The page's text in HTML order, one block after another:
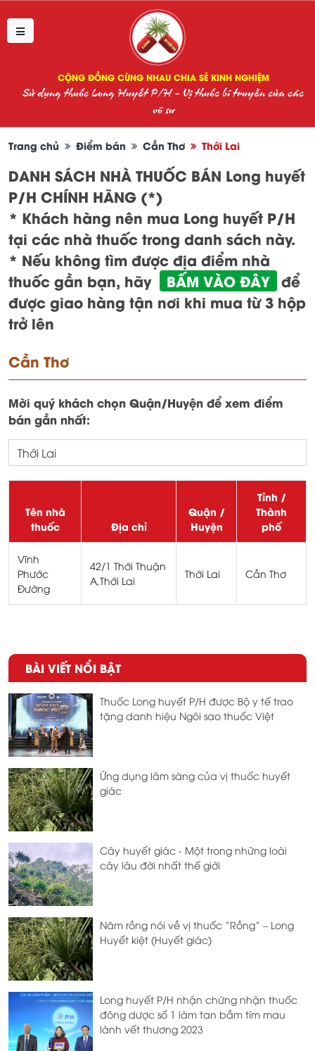
CỘNG ĐỒNG CÙNG NHAU CHIA SẺ KINH NGHIỆM
Sử dụng thuốc Long Huyết P/H - Vị thuốc bí truyền của các
võ sư
Trang chủ Điểm bán Cần Thơ Thới Lai
DANH SÁCH NHÀ THUỐC BÁN Long huyết
P/H CHÍNH HÃNG (*)
* Khách hàng nên mua Long huyết P/H
tại các nhà thuốc trong danh sách này.
* Nếu không tìm được địa điểm nhà
thuốc gần bạn, hãy
BẤM VÀO ĐÂY để
được giao hàng tận nơi khi mua từ 3 hộp
trở lên
Cần Thơ
Mời quý khách chọn Quận/Huyện để xem điểm
bán gần nhất:
Tên nhà
thuốc
Địa chỉ
Quận /
Huyện
Tỉnh /
Thành
phố
Vĩnh
Phước
Đường
42/1 Thới Thuận
A,Thới Lai
Thới Lai Cần Thơ
BÀI VIẾT NỔI BẬT
Thuốc Long huyết P/H được Bộ y tế trao
tặng danh hiệu Ngôi sao thuốc Việt
Ứng dụng lâm sàng của vị thuốc huyết
giác
Cây huyết giác - Một trong những loài
cây lâu đời nhất thế giới
Năm rồng nói về vị thuốc “Rồng” – Long
Huyết kiệt (Huyết giác)
Long huyết P/H nhận chứng nhận thuốc
đông dược số 1 làm tan bầm tím mau
lành vết thương 2023